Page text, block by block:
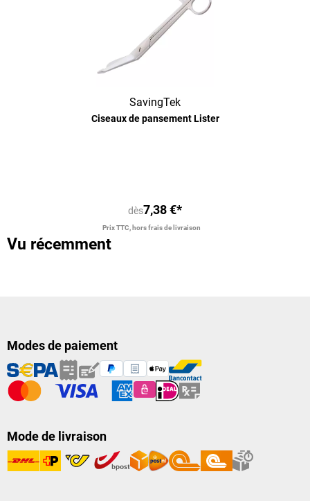
SavingTek
Ciseaux de pansement Lister
dès7,38 €*
Prix TTC, hors frais de livraison
Vu récemment
Modes de paiement
Mode de livraison